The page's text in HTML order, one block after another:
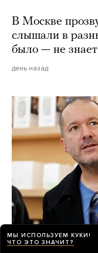
В Москве
слышали в
было — не
день назад
МЫ ИСПОЛЬЗУЕМ КУКИ!
ЧТО ЭТО ЗНАЧИТ?